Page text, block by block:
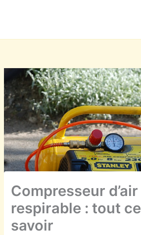
Compresseur d’air
respirable : tout
savoir